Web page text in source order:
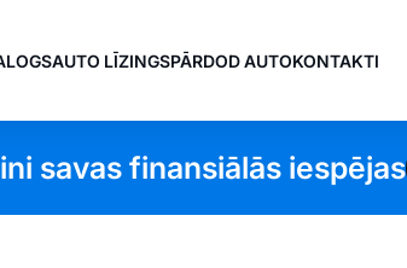
AUTO LĪZINGSPĀRDOD AUTOKONTAKTI
savas finansiālās iespējas